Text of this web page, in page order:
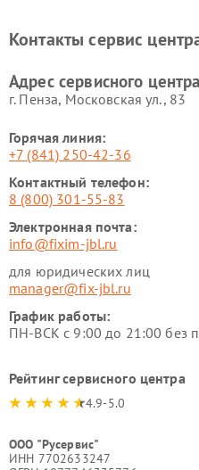
Контакты сервис
Адрес сервисного
г. Пенза, Московская ул., 83
Горячая линия:
+7 (841) 250-42-36
Контактный телефон:
8 (800) 301-55-83
Электронная почта:
info@fixim-jbl.ru
для юридических лиц
manager@fix-jbl.ru
График работы:
ПН-ВСК с 9:00 до 21:00 без
Рейтинг сервисного центра
4.9-5.0
ООО "Русервис"
ИНН 7702633247